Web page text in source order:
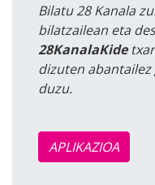
Bilatu 28 Kanala
bilatzailean eta
28KanalaKide
dizuten
duzu.
APLIKAZIOA